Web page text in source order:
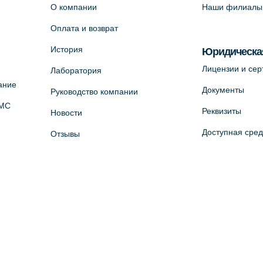
О компании
Оплата и возврат
История
Лаборатория
Руководство компании
Новости
Отзывы
Наши филиалы
Лицензии и
Документы
Реквизиты
Доступная